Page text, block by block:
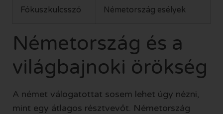
Fókuszkulcsszó Németország esélyek
Németország és a
világbajnoki örökség
A német válogatottat sosem lehet úgy nézni,
mint egy átlagos résztvevőt. Németország